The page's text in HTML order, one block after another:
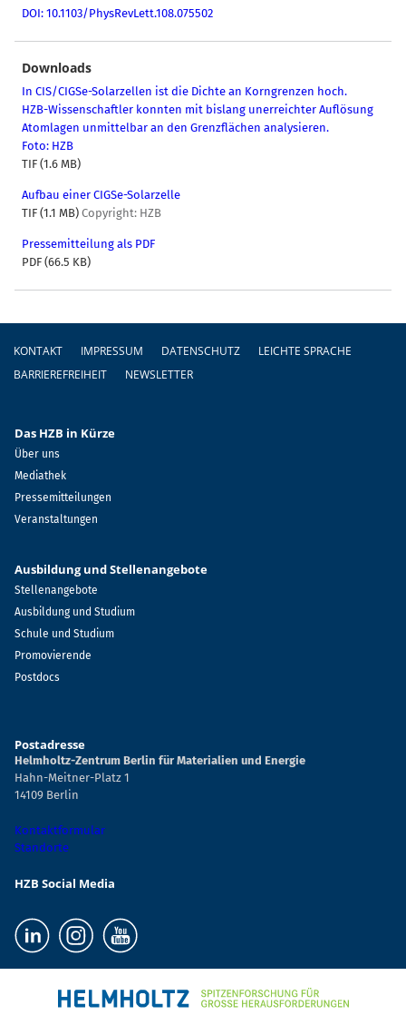
DOI: 10.1103/PhysRevLett.108.075502
Downloads
In CIS/CIGSe-Solarzellen ist die Dichte an Korngrenzen hoch.
HZB-Wissenschaftler konnten mit bislang unerreichter Auflösung
Atomlagen unmittelbar an den Grenzflächen analysieren.
Foto: HZB
TIF (1.6 MB)
Aufbau einer CIGSe-Solarzelle
TIF (1.1 MB) Copyright: HZB
Pressemitteilung als PDF
PDF (66.5 KB)
Fußzeile
KONTAKT IMPRESSUM DATENSCHUTZ
LEICHTE SPRACHE
BARRIEREFREIHEIT
NEWSLETTER
Das HZB in Kürze
Über uns
Mediathek
Pressemitteilungen
Veranstaltungen
Ausbildung und Stellenangebote
Stellenangebote
Ausbildung und Studium
Schule und Studium
Promovierende
Postdocs
Postadresse
Helmholtz-Zentrum Berlin für Materialien und Energie
Hahn-Meitner-Platz 1
14109 Berlin
Kontaktformular
Standorte
HZB Social Media